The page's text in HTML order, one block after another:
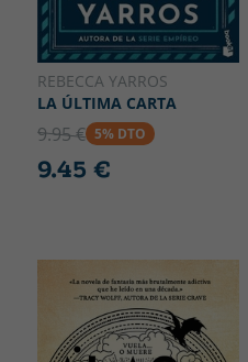
REBECCA YARROS
LA ÚLTIMA CARTA
9.95 € 5% DTO
9.45 €